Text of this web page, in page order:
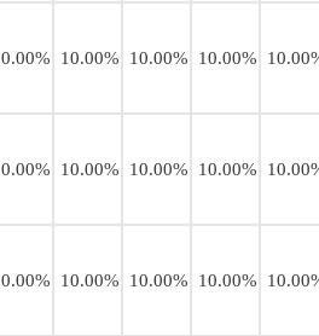
10.00% 10.00% 10.00%
10.00% 10.00% 10.00%
10.00% 10.00% 10.00%